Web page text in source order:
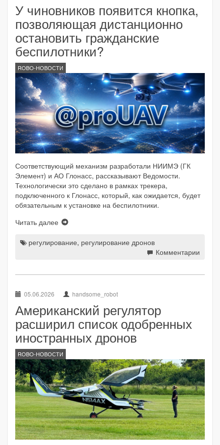
У чиновников появится кнопка,
позволяющая дистанционно
остановить гражданские
беспилотники?
ROBO-НОВОСТИ
Соответствующий механизм разработали НИИМЭ (ГК
Элемент) и АО Глонасс, рассказывают Ведомости.
Технологически это сделано в рамках трекера,
подключенного к Глонасс, который, как ожидается, будет
обязательным к установке на беспилотники.
Читать далее
регулирование, регулирование дронов
Комментарии
05.06.2026 handsome_robot
Американский регулятор
расширил список одобренных
иностранных дронов
ROBO-НОВОСТИ